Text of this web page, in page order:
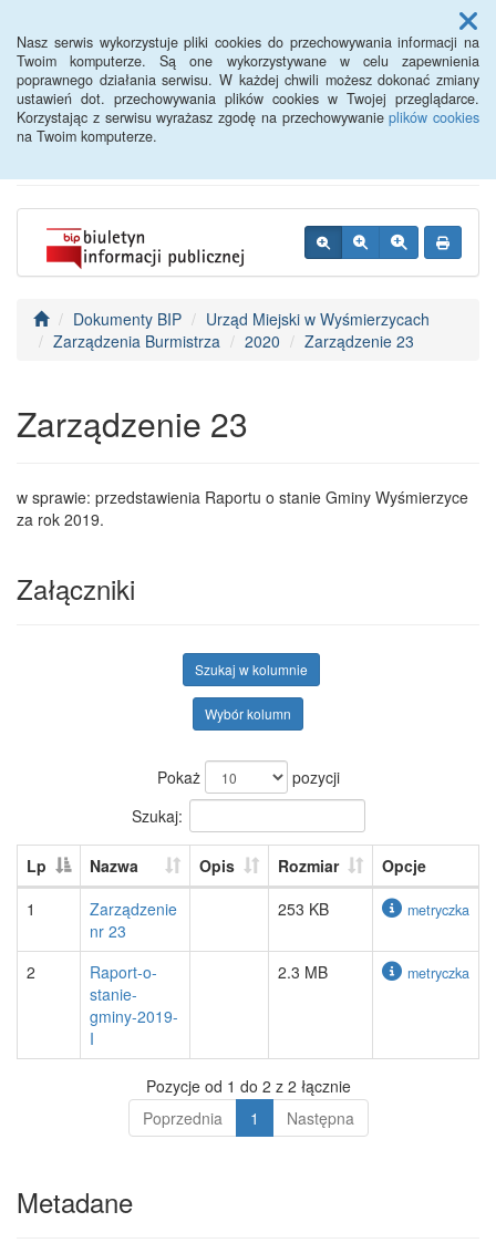
Nasz serwis wykorzystuje pliki cookies do przechowywania informacji na
Twoim komputerze. Są one wykorzystywane w celu zapewnienia
poprawnego działania serwisu. W każdej chwili możesz dokonać zmiany
ustawień dot. przechowywania plików cookies w Twojej przeglądarce.
Korzystając z serwisu wyrażasz zgodę na przechowywanieplików cookies
na Twoim komputerze.
Menu
BIP - Urząd Miejski
Wyśmierzyce
Dokumenty BIP
Urząd Miejski w Wyśmierzycach
Zarządzenia Burmistrza
2020 Zarządzenie 23
Zarządzenie 23
w sprawie: przedstawienia Raportu o stanie Gminy Wyśmierzyce
za rok 2019.
Załączniki
Szukaj w kolumnie
Wybór kolumn
Pokaż
pozycji
Szukaj:
Lp Nazwa Opis Rozmiar
Opcje
1
Zarządzenie
nr 23
253 KB metryczka
2
Raport-o-
stanie-
gminy-2019-
I
2.3 MB metryczka
Pozycje od 1 do 2 z 2 łącznie
Poprzednia
1 Następna
Metadane